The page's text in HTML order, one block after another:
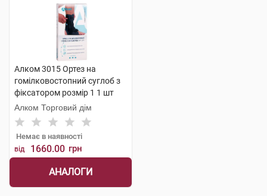
Алком 3015 Ортез на
гомілковостопний суглоб з
фіксатором розмір 1 1 шт
Алком Торговий дім
Немає в наявності
від 1660.00 грн
АНАЛОГИ